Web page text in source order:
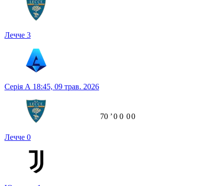
Лечче 3
Серія А 18:45, 09 трав. 2026
Лечче 0
70 ʼ0 0 00